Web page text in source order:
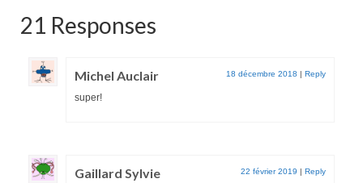
21 Responses
Michel Auclair 18 décembre 2018 | Reply
super!
Gaillard Sylvie 22 février 2019 | Reply